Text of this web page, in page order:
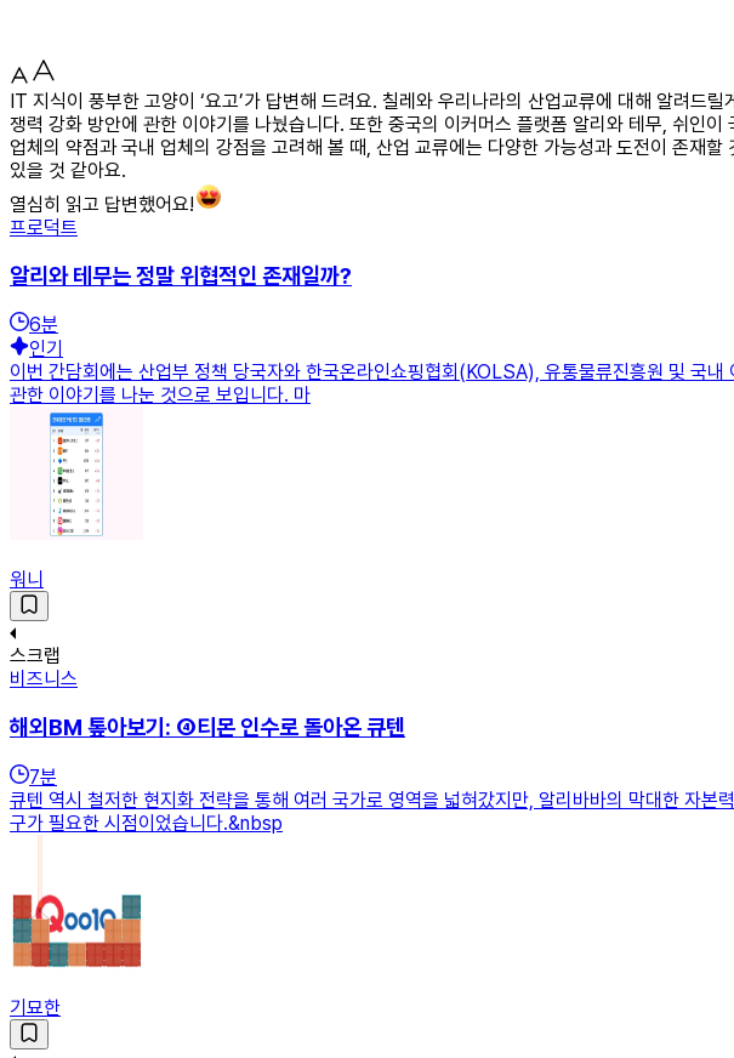
IT 지식이 풍부한 고양이 ‘요고’가 답변해 드려요. 칠레와 우리나라의 산업교류에 대해 알려
쟁력 강화 방안에 관한 이야기를 나눴습니다. 또한 중국의 이커머스 플랫폼 알리와 테무, 쉬인
업체의 약점과 국내 업체의 강점을 고려해 볼 때, 산업 교류에는 다양한 가능성과 도전이 존재
있을 것 같아요.
열심히 읽고 답변했어요!
프로덕트
알리와 테무는 정말 위협적인 존재일까?
6분
인기
이번 간담회에는 산업부 정책 당국자와 한국온라인쇼핑협회(KOLSA), 유통물류진흥원 및 국내
관한 이야기를 나눈 것으로 보입니다. 마
워니
스크랩
비즈니스
해외BM 톺아보기: ④티몬 인수로 돌아온 큐텐
7분
큐텐 역시 철저한 현지화 전략을 통해 여러 국가로 영역을 넓혀갔지만, 알리바바의 막대한 자
구가 필요한 시점이었습니다.&nbsp
기묘한